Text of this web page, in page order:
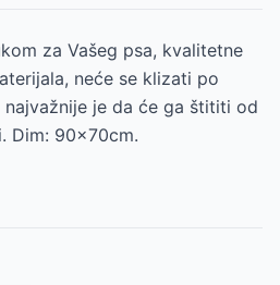
za Vašeg psa, kvalitetne
neće se klizati po
je da će ga štititi od
Dim: 90x70cm.